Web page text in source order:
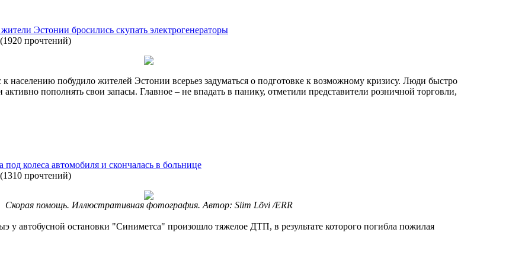
Эстонии бросились скупать электрогенераторы
(1920 прочтений)
населению побудило жителей Эстонии всерьез задуматься о подготовке к возможному кризису. Люди быстро
пополнять свои запасы. Главное – не впадать в панику, отметили представители розничной торговли,
колеса автомобиля и скончалась в больнице
(1310 прочтений)
Скорая помощь. Иллюстративная фотография. Автор: Siim Lõvi /ERR
у автобусной остановки "Синиметса" произошло тяжелое ДТП, в результате которого погибла пожилая